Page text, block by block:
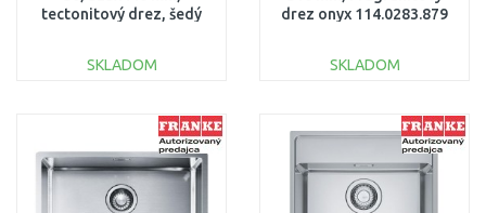
tectonitový drez, šedý
SKLADOM
Porovnať
drez onyx 114.0283.879
SKLADOM